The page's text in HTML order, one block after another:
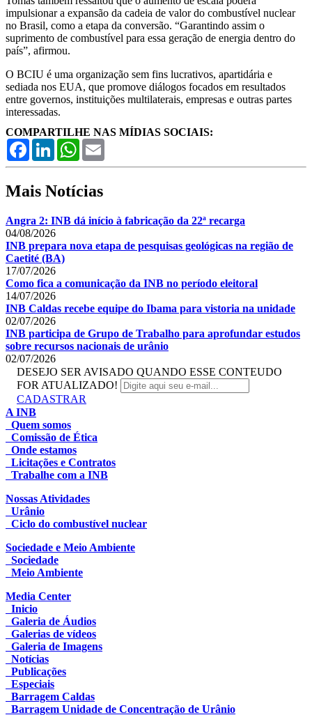
impulsionar a expansão da cadeia de valor do combustível nuclear
no Brasil, como a etapa da conversão. “Garantindo assim o
suprimento de combustível para essa geração de energia dentro do
país”, afirmou.
O BCIU é uma organização sem fins lucrativos, apartidária e
sediada nos EUA, que promove diálogos focados em resultados
entre governos, instituições multilaterais, empresas e outras partes
interessadas.
COMPARTILHE NAS MÍDIAS SOCIAIS:
FacebookLinkedInWhatsApp
Mais Notícias
Angra 2: INB dá início à fabricação da 22ª recarga
04/08/2026
INB prepara nova etapa de pesquisas geológicas na região de
Caetité (BA)
17/07/2026
Como fica a comunicação da INB no período eleitoral
14/07/2026
INB Caldas recebe equipe do Ibama para vistoria na unidade
02/07/2026
INB participa de Grupo de Trabalho para aprofundar estudos
sobre recursos nacionais de urânio
02/07/2026
DESEJO SER AVISADO QUANDO ESSE CONTEUDO
FOR ATUALIZADO!
CADASTRAR
A INB
Quem somos
Comissão de Ética
Onde estamos
Licitações e Contratos
Trabalhe com a INB
Nossas Atividades
Urânio
Ciclo do combustível nuclear
Sociedade e Meio Ambiente
Sociedade
Meio Ambiente
Media Center
Inicio
Galeria de Áudios
Galerias de vídeos
Galeria de Imagens
Notícias
Publicações
Especiais
Barragem Caldas
Barragem Unidade de Concentração de Urânio